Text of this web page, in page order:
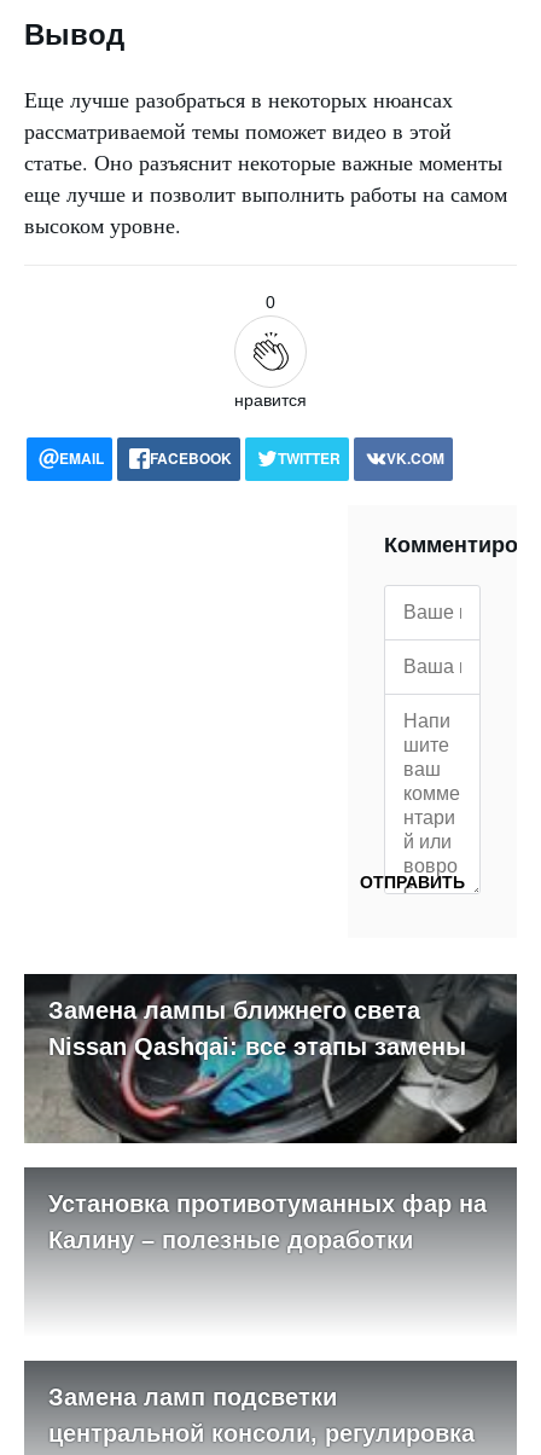
Вывод
Еще лучше разобраться в некоторых нюансах
рассматриваемой темы поможет видео в этой
статье. Оно разъяснит некоторые важные моменты
еще лучше и позволит выполнить работы на самом
высоком уровне.
0
нравится
EMAIL FACEBOOK TWITTER
VK.COM
Замена лампы ближнего света
Nissan Qashqai: все этапы замены
Установка противотуманных фар на
Калину – полезные доработки
Замена ламп подсветки
центральной консоли, регулировка